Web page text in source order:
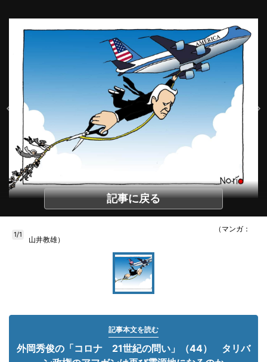
記事に戻る
1/1
（マンガ：
山井教雄）
記事本文を読む
外岡秀俊の「コロナ 21世紀の問い」（44） タリバ